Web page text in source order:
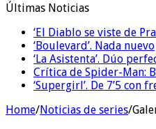
Últimas Noticias
‘El Diablo se viste de
‘Boulevard’. Nada nuevo
‘La Asistenta’. Dúo
Crítica de Spider-Man:
‘Supergirl’. De 7’5 con
Home/Noticias de series/